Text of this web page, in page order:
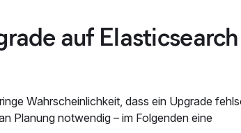
auf Elasticsearch
Wahrscheinlichkeit, dass ein Upgrade
Planung notwendig – im Folgenden eine